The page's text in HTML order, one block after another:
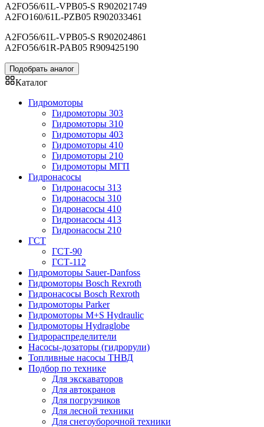
A2FO56/61L-VPB05-S R902021749
A2FO160/61L-PZB05 R902033461
A2FO56/61L-VPB05-S R902024861
A2FO56/61R-PAB05 R909425190
Подобрать аналог
Каталог
Гидромоторы
Гидромоторы 303
Гидромоторы 310
Гидромоторы 403
Гидромоторы 410
Гидромоторы 210
Гидромоторы МГП
Гидронасосы
Гидронасосы 313
Гидронасосы 310
Гидронасосы 410
Гидронасосы 413
Гидронасосы 210
ГСТ
ГСТ-90
ГСТ-112
Гидромоторы Sauer-Danfoss
Гидромоторы Bosch Rexroth
Гидронасосы Bosch Rexroth
Гидромоторы Parker
Гидромоторы M+S Hydraulic
Гидромоторы Hydraglobe
Гидрораспределители
Насосы-дозаторы (гидрорули)
Топливные насосы ТНВД
Подбор по технике
Для экскаваторов
Для автокранов
Для погрузчиков
Для лесной техники
Для снегоуборочной техники